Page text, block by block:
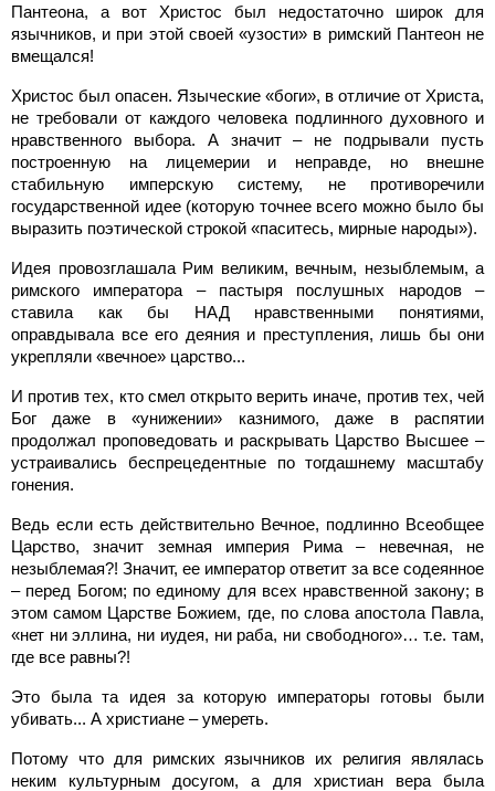
Пантеона, а вот Христос был недостаточно широк для
язычников, и при этой своей «узости» в римский Пантеон не
вмещался!
Христос был опасен. Языческие «боги», в отличие от Христа,
не требовали от каждого человека подлинного духовного и
нравственного выбора. А значит – не подрывали пусть
построенную на лицемерии и неправде, но внешне
стабильную имперскую систему, не противоречили
государственной идее (которую точнее всего можно было бы
выразить поэтической строкой «паситесь, мирные народы»).
Идея провозглашала Рим великим, вечным, незыблемым, а
римского императора – пастыря послушных народов –
ставила как бы НАД нравственными понятиями,
оправдывала все его деяния и преступления, лишь бы они
укрепляли «вечное» царство...
И против тех, кто смел открыто верить иначе, против тех, чей
Бог даже в «унижении» казнимого, даже в распятии
продолжал проповедовать и раскрывать Царство Высшее –
устраивались беспрецедентные по тогдашнему масштабу
гонения.
Ведь если есть действительно Вечное, подлинно Всеобщее
Царство, значит земная империя Рима – невечная, не
незыблемая?! Значит, ее император ответит за все содеянное
– перед Богом; по единому для всех нравственной закону; в
этом самом Царстве Божием, где, по слова апостола Павла,
«нет ни эллина, ни иудея, ни раба, ни свободного»… т.е. там,
где все равны?!
Это была та идея за которую императоры готовы были
убивать... А христиане – умереть.
Потому что для римских язычников их религия являлась
неким культурным досугом, а для христиан вера была